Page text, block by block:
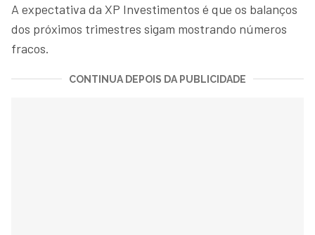
A expectativa da XP Investimentos é que os balanços
dos próximos trimestres sigam mostrando números
fracos.
CONTINUA DEPOIS DA PUBLICIDADE